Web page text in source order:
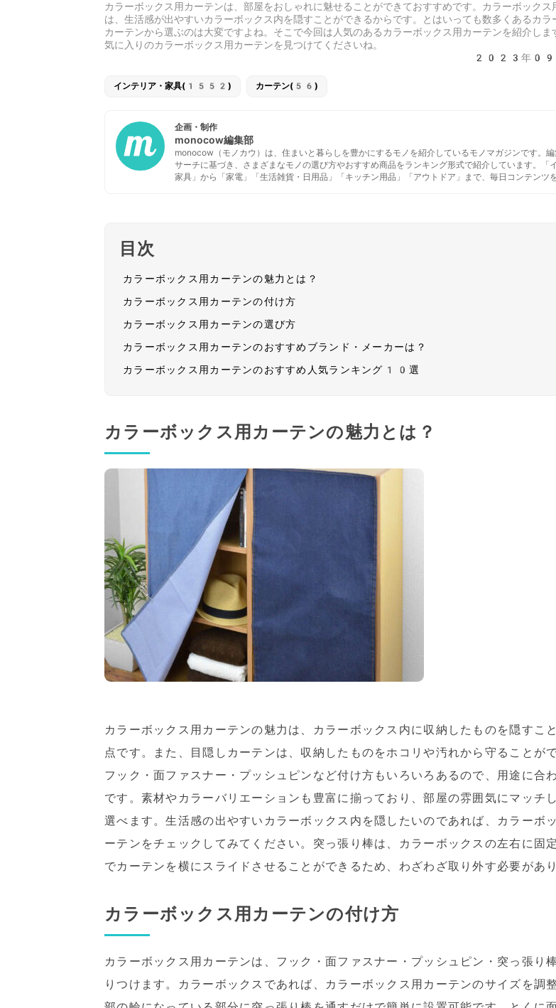
カラーボックス用カーテンは、部屋をおしゃれに魅せることができておすすめです。カラーボックス
は、生活感が出やすいカラーボックス内を隠すことができるからです。とはいっても数多くあるカラ
カーテンから選ぶのは大変ですよね。そこで今回は人気のあるカラーボックス用カーテンを紹介しま
気に入りのカラーボックス用カーテンを見つけてくださいね。
2023年09
インテリア・家具(1552) カーテン(56)
企画・制作
monocow編集部
monocow（モノカウ）は、住まいと暮らしを豊かにするモノを紹介しているモノマガジンです。編
サーチに基づき、さまざまなモノの選び方やおすすめ商品をランキング形式で紹介しています。「
家具」から「家電」「生活雑貨・日用品」「キッチン用品」「アウトドア」まで、毎日コンテンツを
目次
カラーボックス用カーテンの魅力とは？
カラーボックス用カーテンの付け方
カラーボックス用カーテンの選び方
カラーボックス用カーテンのおすすめブランド・メーカーは？
カラーボックス用カーテンのおすすめ人気ランキング10選
カラーボックス用カーテンの魅力とは？
カラーボックス用カーテンの魅力は、カラーボックス内に収納したものを隠すこ
点です。また、目隠しカーテンは、収納したものをホコリや汚れから守ることがで
フック・面ファスナー・プッシュピンなど付け方もいろいろあるので、用途に合
です。素材やカラーバリエーションも豊富に揃っており、部屋の雰囲気にマッチ
選べます。生活感の出やすいカラーボックス内を隠したいのであれば、カラーボ
ーテンをチェックしてみてください。突っ張り棒は、カラーボックスの左右に固
でカーテンを横にスライドさせることができるため、わざわざ取り外す必要があり
カラーボックス用カーテンの付け方
カラーボックス用カーテンは、フック・面ファスナー・プッシュピン・突っ張り
りつけます。カラーボックスであれば、カラーボックス用カーテンのサイズを調